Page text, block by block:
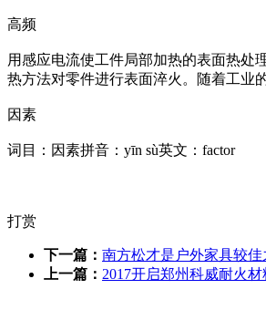
高频
用感应电流使工件局部加热的表面热处
热方法对零件进行表面淬火。随着工业
因素
词目：因素拼音：yīn sù英文：factor
打赏
下一篇： 南方松才是户外家具较佳
上一篇： 2017开启郑州科威耐火